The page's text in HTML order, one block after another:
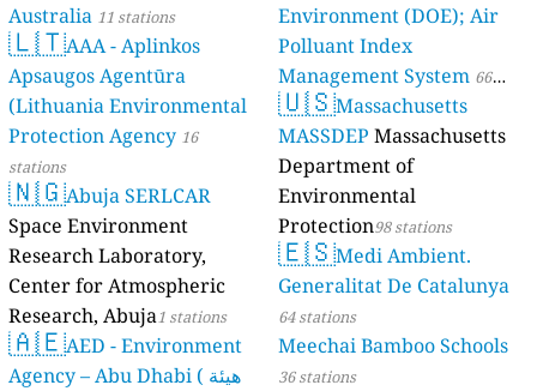
Australia 11 stations
🇱🇹AAA - Aplinkos
Apsaugos Agentūra
(Lithuania Environmental
Protection Agency 16
stations
🇳🇬Abuja SERLCAR
Space Environment
Research Laboratory,
Center for Atmospheric
Research, Abuja1 stations
🇦🇪AED - Environment
Agency – Abu Dhabi ( هيئة
Environment (DOE); Air
Polluant Index
Management System 66
stations
🇺🇸Massachusetts
MASSDEP Massachusetts
Department of
Environmental
Protection98 stations
🇪🇸Medi Ambient.
Generalitat De Catalunya
64 stations
Meechai Bamboo Schools
36 stations